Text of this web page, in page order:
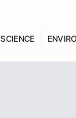
SCIENCE